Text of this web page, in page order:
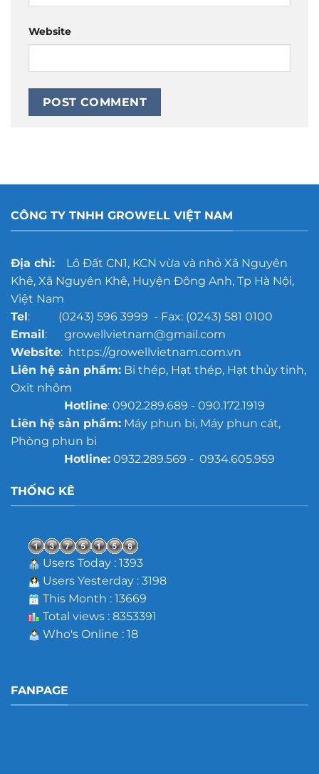
Website
CÔNG TY TNHH GROWELL VIỆT NAM
Địa chỉ:Lô Đất CN1, KCN vừa và nhỏ Xã Nguyên
Khê, Xã Nguyên Khê, Huyện Đông Anh, Tp Hà Nội,
Việt Nam
Tel: (0243) 596 3999 - Fax: (0243) 581 0100
Email: growellvietnam@gmail.com
Website: https://growellvietnam.com.vn
Liên hệ sản phẩm:Bi thép, Hạt thép, Hạt thủy tinh,
Oxit nhôm
Hotline: 0902.289.689 - 090.172.1919
Liên hệ sản phẩm:Máy phun bi, Máy phun cát,
Phòng phun bi
Hotline:0932.289.569 - 0934.605.959
THỐNG KÊ
Users Today : 1393
Users Yesterday : 3198
This Month : 13669
Total views : 8353391
Who's Online : 18
FANPAGE